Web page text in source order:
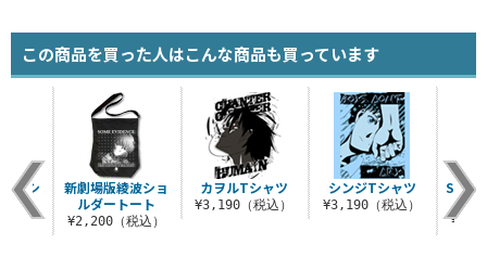
この商品を買った人はこんな商品も買っています
カヲルTシャツ
¥3,190（税込）
シンジTシャツ
¥3,190（税込）
Tシ
込）
新劇場版綾波ショ
ルダートート
¥2,200（税込）